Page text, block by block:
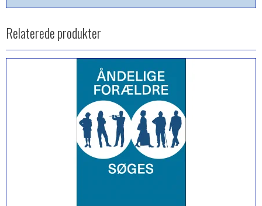
Relaterede produkter